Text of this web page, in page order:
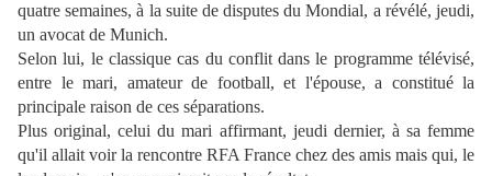
quatre semaines, à la suite de disputes du Mondial, a révélé, jeudi,
un avocat de Munich.
Selon lui, le classique cas du conflit dans le programme télévisé,
entre le mari, amateur de football, et l'épouse, a constitué la
principale raison de ces séparations.
Plus original, celui du mari affirmant, jeudi dernier, à sa femme
qu'il allait voir la rencontre RFA France chez des amis mais qui, le